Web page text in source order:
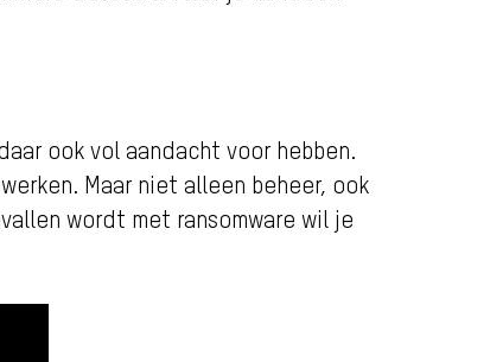
ook vol aandacht voor hebben.
Maar niet alleen beheer, ook
wordt met ransomware wil je